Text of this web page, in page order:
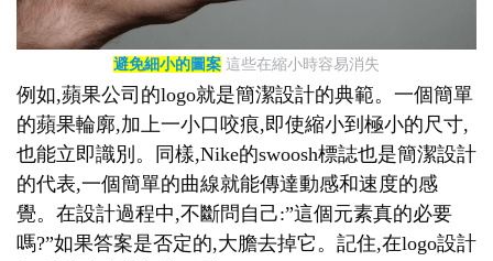
避免細小的圖案 這些在縮小時容易消失
例如,蘋果公司的logo就是簡潔設計的典範。一個簡單
的蘋果輪廓,加上一小口咬痕,即使縮小到極小的尺寸,
也能立即識別。同樣,Nike的swoosh標誌也是簡潔設計
的代表,一個簡單的曲線就能傳達動感和速度的感
覺。在設計過程中,不斷問自己:”這個元素真的必要
嗎?”如果答案是否定的,大膽去掉它。記住,在logo設計